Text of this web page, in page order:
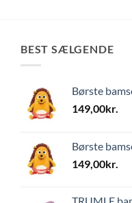
BEST SÆLGENDE
Børste
149,00kr.
Børste
149,00kr.